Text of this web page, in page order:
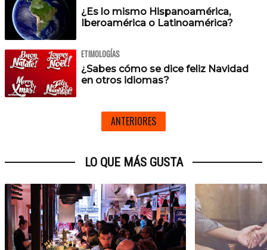
¿Es lo mismo Hispanoamérica,
Iberoamérica o Latinoamérica?
ETIMOLOGÍAS
¿Sabes cómo se dice feliz Navidad
en otros idiomas?
ANTERIORES
LO QUE MÁS GUSTA